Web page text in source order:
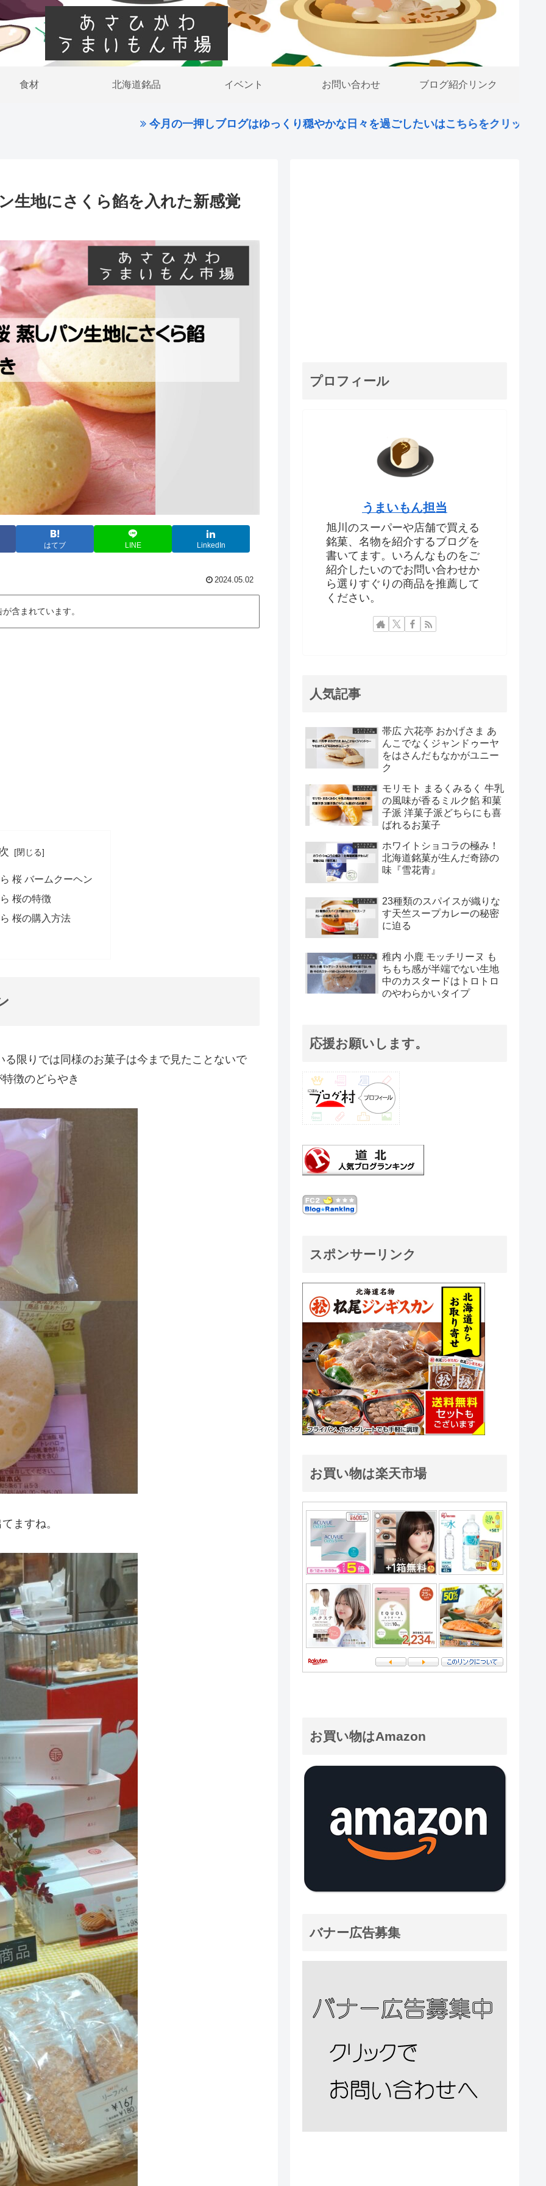
食材 北海道銘品 イベント お問い合わせ ブログ紹介リンク
今月の一押しブログはゆっくり穏やかな日々を過ごしたいはこちらをクリック
生地にさくら餡を入れた新感覚
はてブ LINE LinkedIn
2024.05.02
含まれています。
桜 バームクーヘン
桜の特徴
桜の購入方法
限りでは同様のお菓子は今まで見たことないで
徴のどらやき
ますね。
プロフィール
うまいもん担当
旭川のスーパーや店舗で買える
銘菓、名物を紹介するブログを
書いてます。いろんなものをご
紹介したいのでお問い合わせか
ら選りすぐりの商品を推薦して
ください。
人気記事
帯広 六花亭 おかげさま あ
んこでなくジャンドゥーヤ
をはさんだもなかがユニー
ク
モリモト まるくみるく 牛乳
の風味が香るミルク餡 和菓
子派 洋菓子派どちらにも喜
ばれるお菓子
ホワイトショコラの極み！
北海道銘菓が生んだ奇跡の
味『雪花青』
23種類のスパイスが織りな
す天竺スープカレーの秘密
に迫る
稚内 小鹿 モッチリーヌ も
ちもち感が半端でない生地
中のカスタードはトロトロ
のやわらかいタイプ
応援お願いします。
スポンサーリンク
お買い物は楽天市場
お買い物はAmazon
バナー広告募集